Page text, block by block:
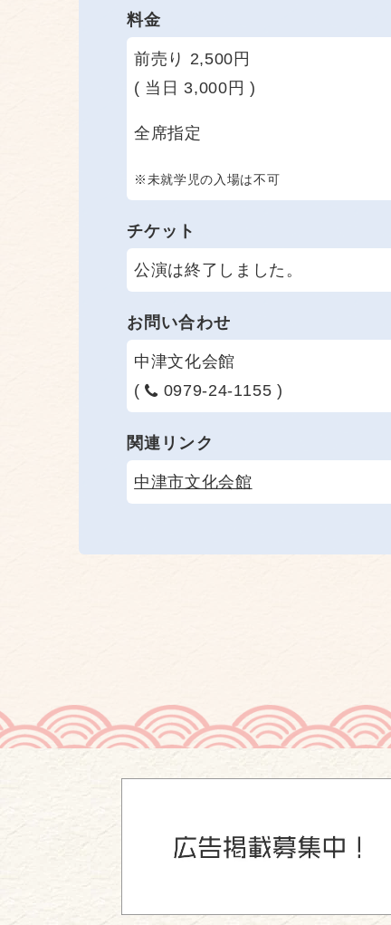
料金
前売り 2,500円
( 当日 3,000円 )
全席指定
※未就学児の入場は不可
チケット
公演は終了しました。
お問い合わせ
中津文化会館
(
0979-24-1155 )
関連リンク
中津市文化会館